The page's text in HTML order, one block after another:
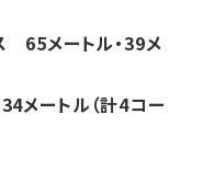
65メートル・39メ
メートル（計4コー